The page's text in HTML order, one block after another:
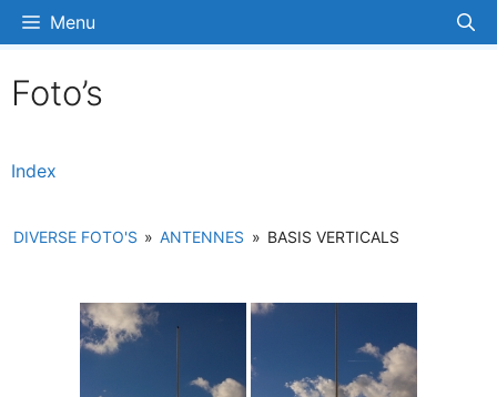
naar
inhoud
Menu
Foto’s
Index
DIVERSE FOTO'S » ANTENNES » BASIS VERTICALS